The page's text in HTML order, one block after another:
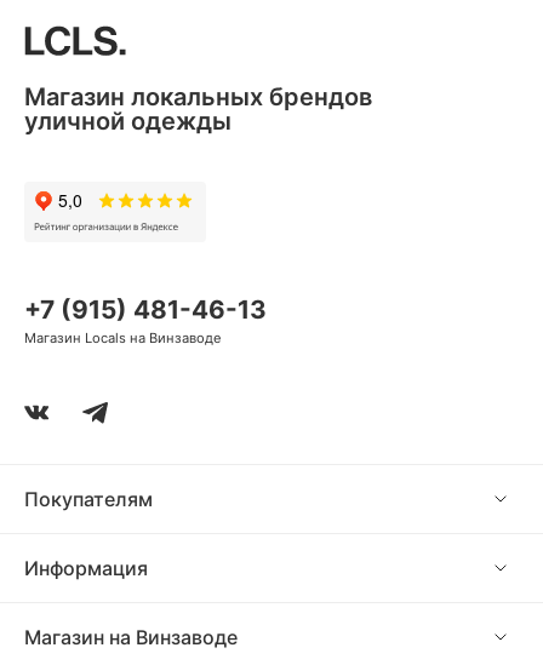
Покупателям
Информация
Магазин на Винзаводе
+7 (915) 481-46-13
Магазин Locals на Винзаводе
Магазин локальных брендов
уличной одежды